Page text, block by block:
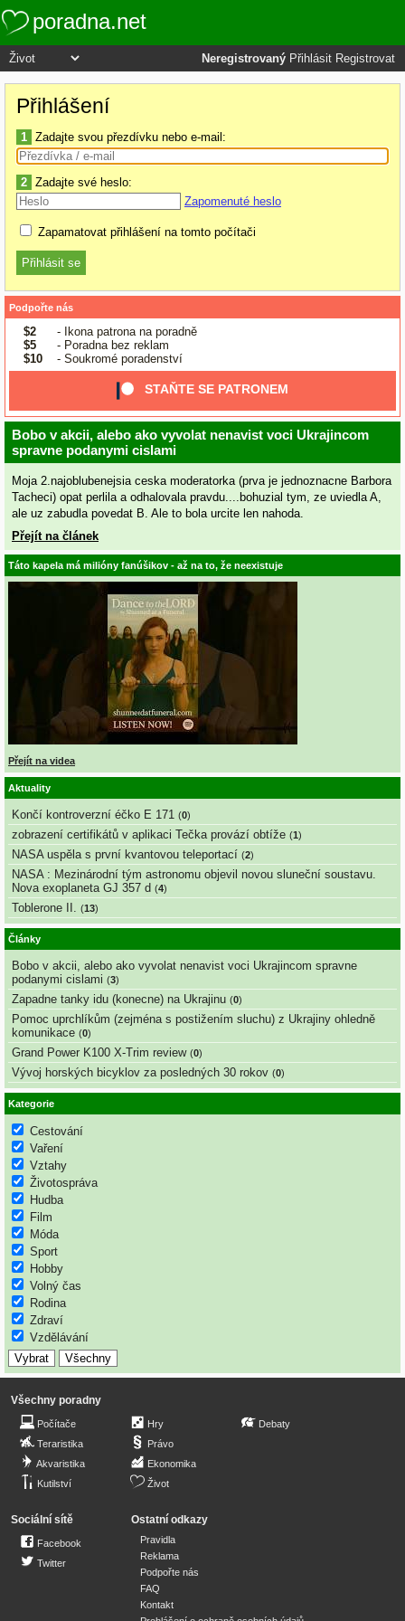
poradna.net
Neregistrovaný Přihlásit Registrovat
Přihlášení
1 Zadajte svou přezdívku nebo e-mail:
2 Zadajte své heslo:
Zapomenuté heslo
Zapamatovat přihlášení na tomto počítači
Podpořte nás
$2
- Ikona patrona na poradně
$5
- Poradna bez reklam
$10
- Soukromé poradenství
STAŇTE SE PATRONEM
Bobo v akcii, alebo ako vyvolat nenavist voci Ukrajincom
spravne podanymi cislami
Moja 2.najoblubenejsia ceska moderatorka (prva je jednoznacne Barbora
Tacheci) opat perlila a odhalovala pravdu....bohuzial tym, ze uviedla A,
ale uz zabudla povedat B. Ale to bola urcite len nahoda.
Přejít na článek
Táto kapela má milióny fanúšikov - až na to, že neexistuje
Přejít na videa
Aktuality
Končí kontroverzní éčko E 171 (0)
zobrazení certifikátů v aplikaci Tečka provází obtíže (1)
NASA uspěla s první kvantovou teleportací (2)
NASA : Mezinárodní tým astronomu objevil novou sluneční soustavu.
Nova exoplaneta GJ 357 d (4)
Toblerone II. (13)
Články
Bobo v akcii, alebo ako vyvolat nenavist voci Ukrajincom spravne
podanymi cislami (3)
Zapadne tanky idu (konecne) na Ukrajinu (0)
Pomoc uprchlíkům (zejména s postižením sluchu) z Ukrajiny ohledně
komunikace (0)
Grand Power K100 X-Trim review (0)
Vývoj horských bicyklov za posledných 30 rokov (0)
Kategorie
Cestování
Vaření
Vztahy
Životospráva
Hudba
Film
Móda
Sport
Hobby
Volný čas
Rodina
Zdraví
Vzdělávání
Všechny poradny
Počítače
Teraristika
Akvaristika
Kutilství
Hry
Právo
Ekonomika
Život
Debaty
Sociální sítě
Facebook
Twitter
Ostatní odkazy
Pravidla
Reklama
Podpořte nás
FAQ
Kontakt